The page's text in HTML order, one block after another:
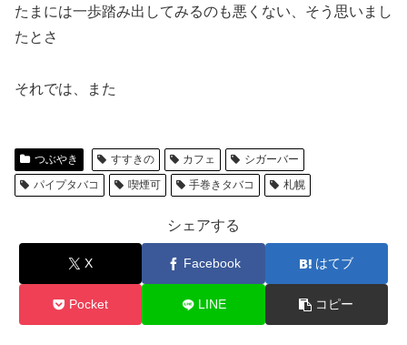
たまには一歩踏み出してみるのも悪くない、そう思いまし
たとさ
それでは、また
つぶやき すすきの カフェ
シガーバー
パイプタバコ
喫煙可 手巻きタバコ 札幌
シェアする
X Facebook はてブ
Pocket LINE コピー